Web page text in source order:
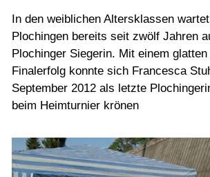
In den weiblichen Altersklassen
Plochingen bereits seit zwölf Jahren
Plochinger Siegerin. Mit einem
Finalerfolg konnte sich Francesca
September 2012 als letzte
beim Heimturnier krönen